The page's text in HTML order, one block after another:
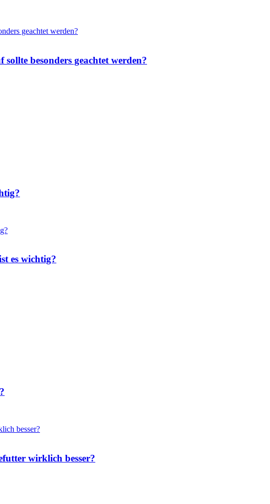
besonders geachtet werden?
es wichtig?
wirklich besser?